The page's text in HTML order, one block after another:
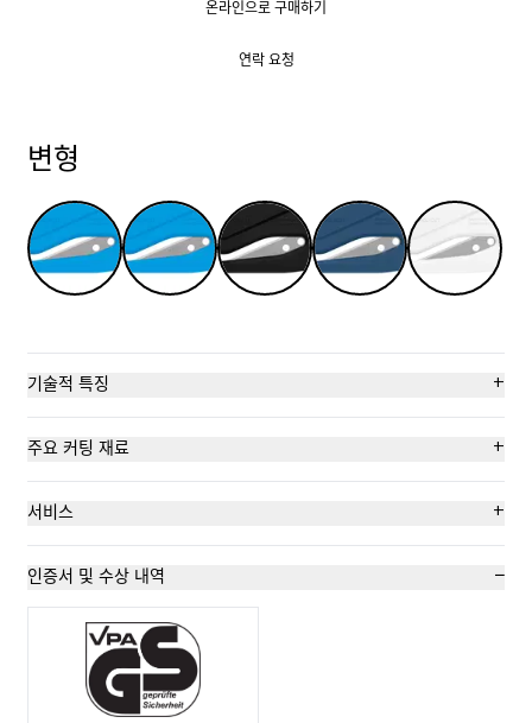
온라인으로 구매하기
연락 요청
변형
기술적 특징 +
숨겨진 칼날
인체공학적
컷팅 깊이 (3 mm)
오른손 및 왼손잡이용 칼
주요 커팅 재료 +
테이프
호일 또는 종이 층
실, 코드
서비스 +
교육 영상
기술 데이터시트
자문 서비스
인증서 및 수상 내역 −